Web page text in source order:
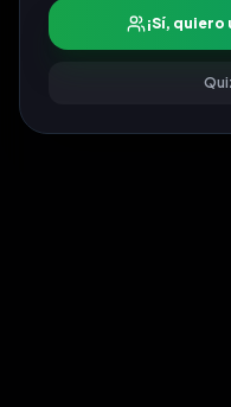
¡Sí,